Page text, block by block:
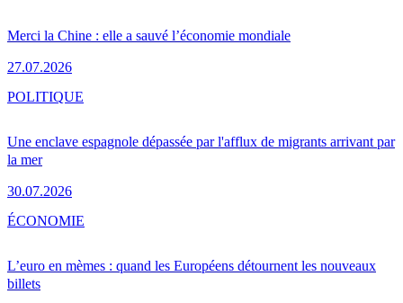
Merci la Chine : elle a sauvé l’économie mondiale
27.07.2026
Une enclave espagnole dépassée par l'afflux de migrants arrivant par
la mer
30.07.2026
POLITIQUE
L’euro en mèmes : quand les Européens détournent les nouveaux
billets
ÉCONOMIE